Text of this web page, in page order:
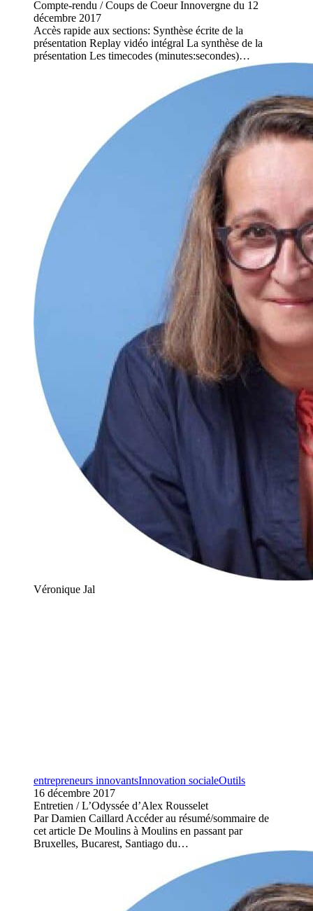
Compte-rendu / Coups de Coeur Innovergne du 12
décembre 2017
Accès rapide aux sections: Synthèse écrite de la
présentation Replay vidéo intégral La synthèse de la
présentation Les timecodes (minutes:secondes)…
Véronique Jal
entrepreneurs innovantsInnovation socialeOutils
16 décembre 2017
Entretien / L’Odyssée d’Alex Rousselet
Par Damien Caillard Accéder au résumé/sommaire de
cet article De Moulins à Moulins en passant par
Bruxelles, Bucarest, Santiago du…